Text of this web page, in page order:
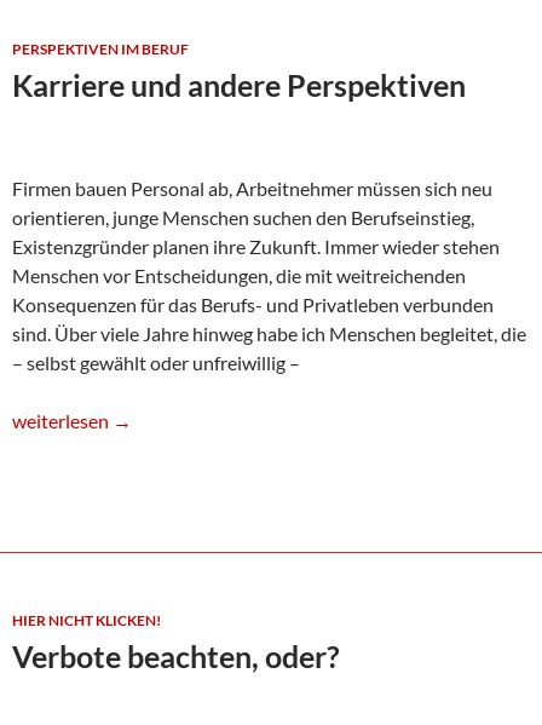
PERSPEKTIVEN IM BERUF
Karriere und andere Perspektiven
Firmen bauen Personal ab, Arbeitnehmer müssen sich neu
orientieren, junge Menschen suchen den Berufseinstieg,
Existenzgründer planen ihre Zukunft. Immer wieder stehen
Menschen vor Entscheidungen, die mit weitreichenden
Konsequenzen für das Berufs- und Privatleben verbunden
sind. Über viele Jahre hinweg habe ich Menschen begleitet, die
– selbst gewählt oder unfreiwillig –
Karriere und andere Perspektiven
weiterlesen →
HIER NICHT KLICKEN!
Verbote beachten, oder?